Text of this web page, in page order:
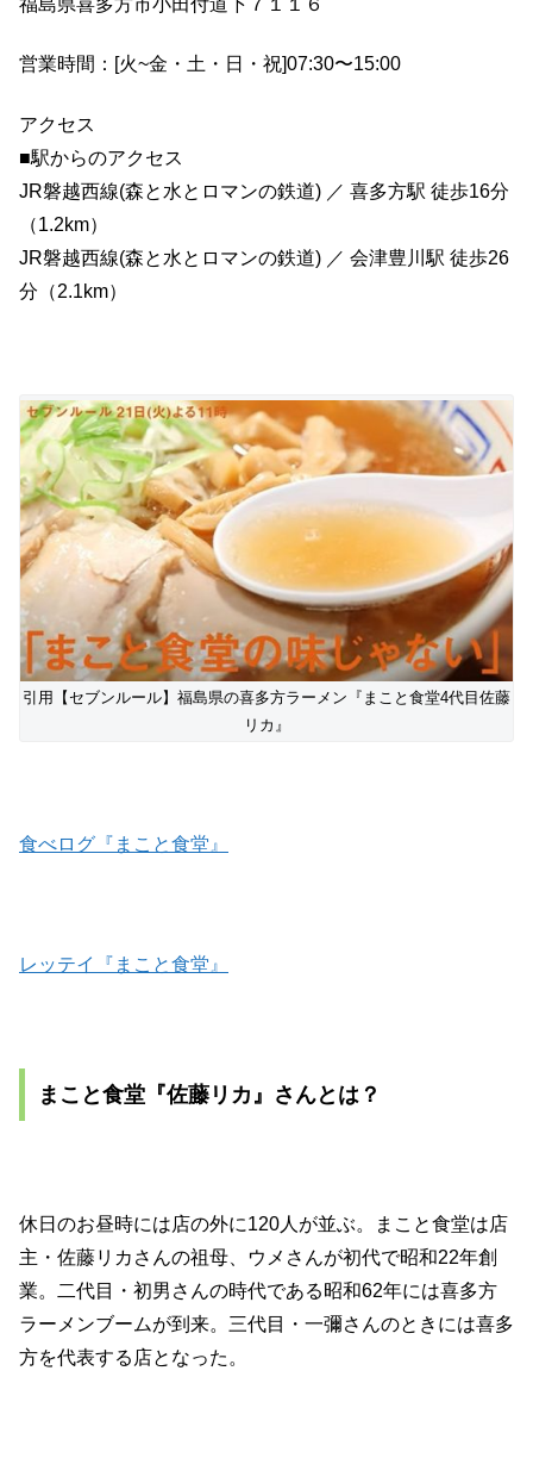
営業時間：[火~金・土・日・祝]07:30〜15:00
アクセス
■駅からのアクセス
JR磐越西線(森と水とロマンの鉄道) ／ 喜多方駅 徒歩16分
（1.2km）
JR磐越西線(森と水とロマンの鉄道) ／ 会津豊川駅 徒歩26
分（2.1km）
引用【セブンルール】福島県の喜多方ラーメン『まこと食堂4代目佐藤
リカ』
食べログ『まこと食堂』
レッテイ『まこと食堂』
まこと食堂『佐藤リカ』さんとは？
休日のお昼時には店の外に120人が並ぶ。まこと食堂は店
主・佐藤リカさんの祖母、ウメさんが初代で昭和22年創
業。二代目・初男さんの時代である昭和62年には喜多方
ラーメンブームが到来。三代目・一彌さんのときには喜多
方を代表する店となった。